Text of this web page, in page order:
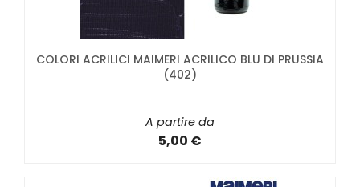
COLORI ACRILICI MAIMERI ACRILICO BLU DI PRUSSIA
(402)
A partire da
5,00 €